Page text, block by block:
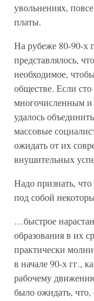
увольнениях,
платы.
На рубеже 80-90-х
представлялось,
необходимое,
обществе. Если сто
многочисленным и
удалось
массовые
ожидать от их
внушительных
Надо признать,
под собой
…быстрое
образования в их
практически
в начале 90-х гг.,
рабочему
было ожидать, что,